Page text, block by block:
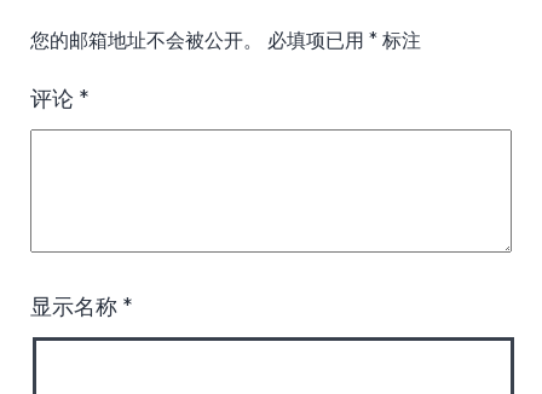
您的邮箱地址不会被公开。 必填项已用 * 标注
评论 *
显示名称 *